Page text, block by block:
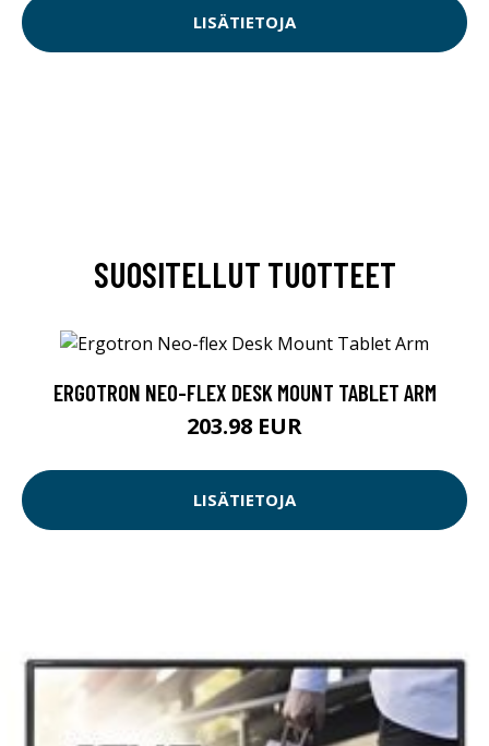
LISÄTIETOJA
SUOSITELLUT TUOTTEET
ERGOTRON NEO-FLEX DESK MOUNT TABLET ARM
203.98 EUR
LISÄTIETOJA